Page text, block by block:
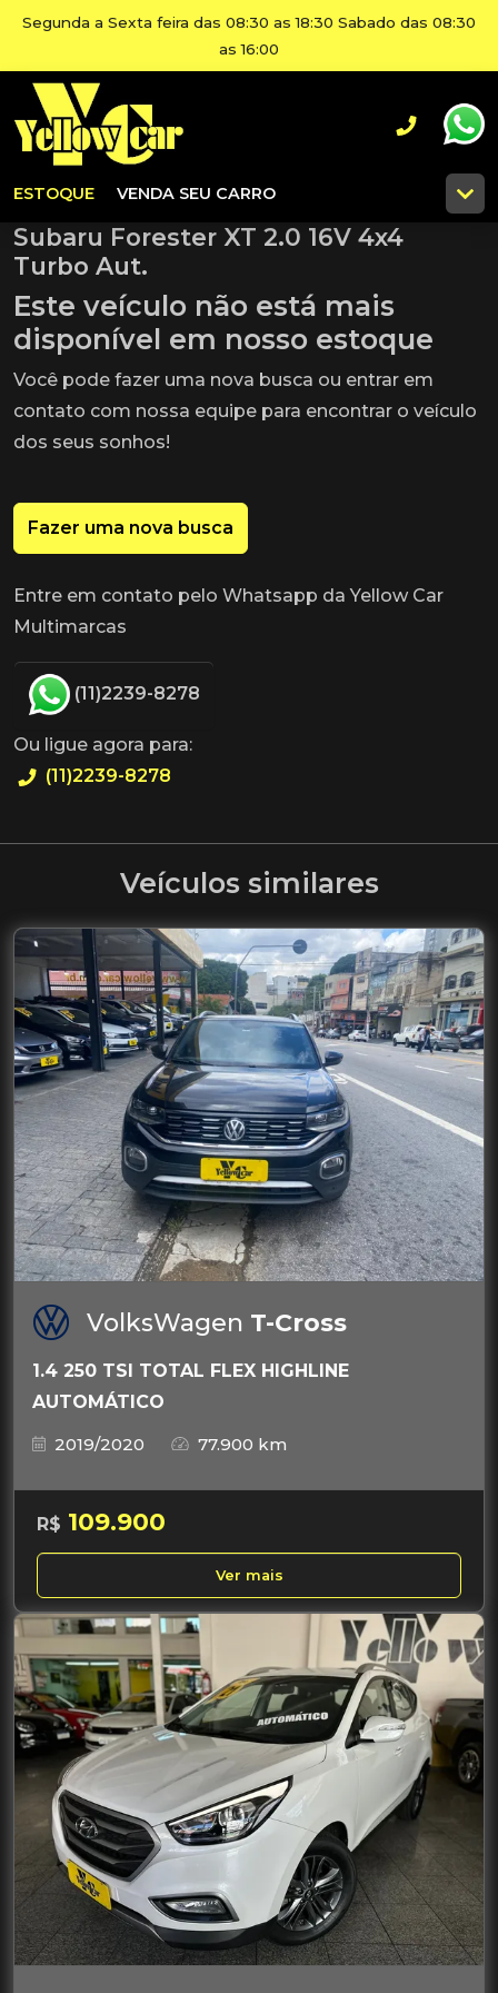
Segunda a Sexta feira das 08:30 as 18:30 Sabado das 08:30
as 16:00
ESTOQUE VENDA SEU CARRO
Subaru Forester XT 2.0 16V 4x4
Turbo Aut.
Este veículo não está mais
disponível em nosso estoque
Você pode fazer uma nova busca ou entrar em
contato com nossa equipe para encontrar o veículo
dos seus sonhos!
Fazer uma nova busca
Entre em contato pelo Whatsapp da Yellow Car
Multimarcas
(11)2239-8278
Ou ligue agora para:
(11)2239-8278
Veículos similares
VolksWagen T-Cross
1.4 250 TSI TOTAL FLEX HIGHLINE
AUTOMÁTICO
2019/2020
77.900 km
R$ 109.900
Ver mais